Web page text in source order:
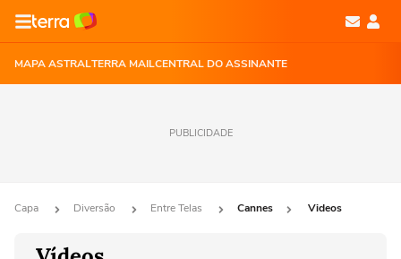
MAPA ASTRALTERRA MAILCENTRAL DO ASSINANTE
PUBLICIDADE
Capa Diversão Entre Telas Cannes Videos